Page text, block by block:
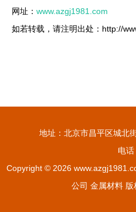
网址： www.azgj1981.com
如若转载，请注明出处：http://
地址：北京市昌平区城北
电话
Copyright © 2026
公司 金属材料 版